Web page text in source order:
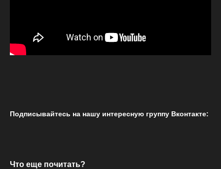
Подписывайтесь на нашу интересную группу Вконтакте:
Что еще почитать?